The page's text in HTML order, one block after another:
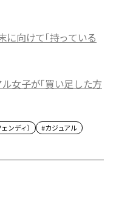
に向けて「持っている
女子が「買い足した方
ンディ）
#カジュアル